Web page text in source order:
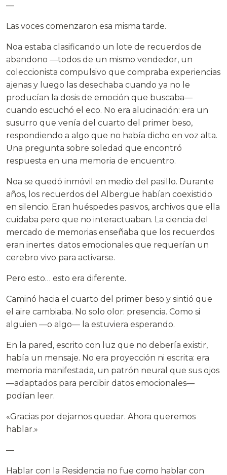
—
Las voces comenzaron esa misma tarde.
Noa estaba clasificando un lote de recuerdos de
abandono —todos de un mismo vendedor, un
coleccionista compulsivo que compraba experiencias
ajenas y luego las desechaba cuando ya no le
producían la dosis de emoción que buscaba—
cuando escuchó el eco. No era alucinación: era un
susurro que venía del cuarto del primer beso,
respondiendo a algo que no había dicho en voz alta.
Una pregunta sobre soledad que encontró
respuesta en una memoria de encuentro.
Noa se quedó inmóvil en medio del pasillo. Durante
años, los recuerdos del Albergue habían coexistido
en silencio. Eran huéspedes pasivos, archivos que ella
cuidaba pero que no interactuaban. La ciencia del
mercado de memorias enseñaba que los recuerdos
eran inertes: datos emocionales que requerían un
cerebro vivo para activarse.
Pero esto… esto era diferente.
Caminó hacia el cuarto del primer beso y sintió que
el aire cambiaba. No solo olor: presencia. Como si
alguien —o algo— la estuviera esperando.
En la pared, escrito con luz que no debería existir,
había un mensaje. No era proyección ni escrita: era
memoria manifestada, un patrón neural que sus ojos
—adaptados para percibir datos emocionales—
podían leer.
«Gracias por dejarnos quedar. Ahora queremos
hablar.»
—
Hablar con la Residencia no fue como hablar con